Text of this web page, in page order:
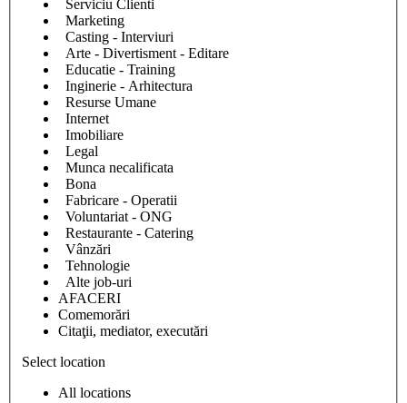
Serviciu Clienti
Marketing
Casting - Interviuri
Arte - Divertisment - Editare
Educatie - Training
Inginerie - Arhitectura
Resurse Umane
Internet
Imobiliare
Legal
Munca necalificata
Bona
Fabricare - Operatii
Voluntariat - ONG
Restaurante - Catering
Vânzări
Tehnologie
Alte job-uri
AFACERI
Comemorări
Citaţii, mediator, executări
Select location
All locations